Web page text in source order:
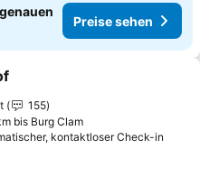
Preise sehen
Favoriten hinzufügen
155
bis Burg Clam
kontaktloser Check-in